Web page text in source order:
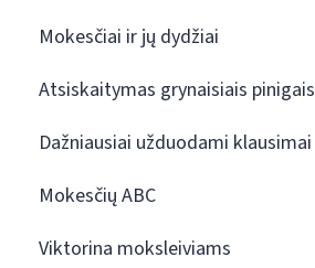
Mokesčiai ir jų dydžiai
Atsiskaitymas grynaisiais pinigais
Dažniausiai užduodami klausimai
Mokesčių ABC
Viktorina moksleiviams